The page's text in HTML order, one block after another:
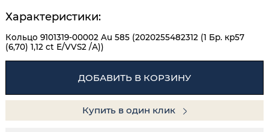
Характеристики:
Кольцо 9101319-00002 Au 585 (2020255482312 (1 Бр. кр57
(6,70) 1,12 ct E/VVS2 /А))
ДОБАВИТЬ В КОРЗИНУ
Купить в один клик